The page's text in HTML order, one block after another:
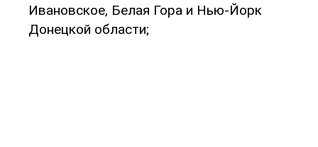
Ивановское, Белая Гора и Нью-Йорк
Донецкой области;